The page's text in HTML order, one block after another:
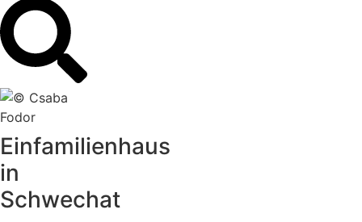
Einfamilienhaus
in
Schwechat